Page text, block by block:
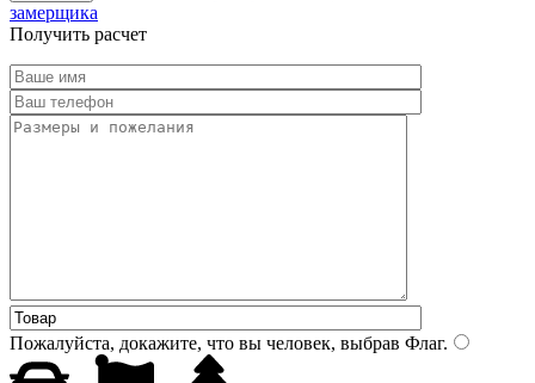
замерщика
Получить расчет
Пожалуйста, докажите, что вы человек, выбрав Флаг.